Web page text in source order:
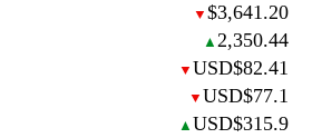
▼ $3,641.20
▲ 2,350.44
▼ USD$82.41
▼ USD$77.1
▲ USD$315.9